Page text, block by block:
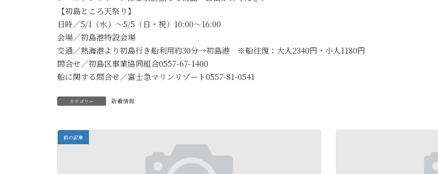
【初島ところ天祭り】
日時／5/1（水）～5/5（日・祝）10:00～16:00
会場／初島港特設会場
交通／熱海港より初島行き船利用約30分→初島港 ※船往復：大人2340円・小人1180円
問合せ／初島区事業協同組合0557-67-1400
船に関する問合せ／富士急マリンリゾート0557-81-0541
カテゴリー 新着情報
前の記事